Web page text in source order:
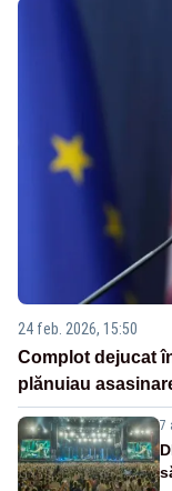
24 feb. 2026, 15:50
Complot dejucat
plănuiau
7